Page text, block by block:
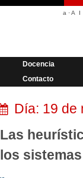
a ·A
Docencia
Contacto
Día: 19 de
Las
los